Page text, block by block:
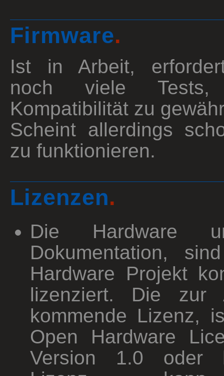
Firmware.
Ist in Arbeit,
noch viele
Kompatibilität zu
Scheint allerdings
zu funktionieren.
Lizenzen.
Die Hardware
Dokumentation,
Hardware Projekt
lizenziert. Die zur
kommende Lizenz,
Open Hardware
Version 1.0 oder